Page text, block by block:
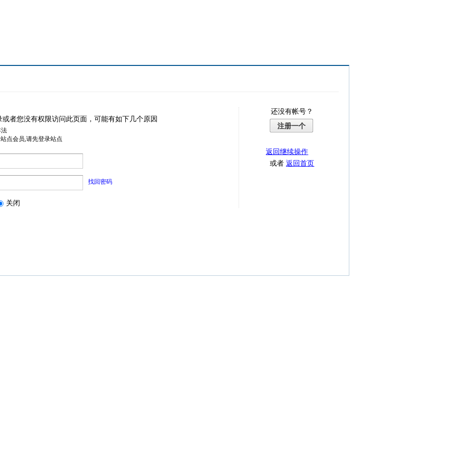
或者您没有权限访问此页面，可能有如下几个原因
点会员,请先登录站点
找回密码
关闭
还没有帐号？
注册一个
返回继续操作
或者返回首页